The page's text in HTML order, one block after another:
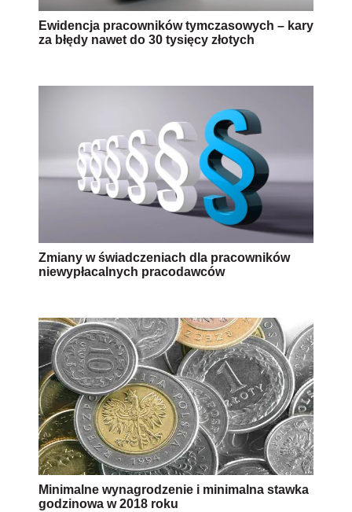
Ewidencja pracowników tymczasowych – kary
za błędy nawet do 30 tysięcy złotych
Zmiany w świadczeniach dla pracowników
niewypłacalnych pracodawców
Minimalne wynagrodzenie i minimalna stawka
godzinowa w 2018 roku